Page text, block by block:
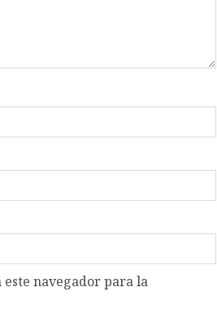
navegador para la